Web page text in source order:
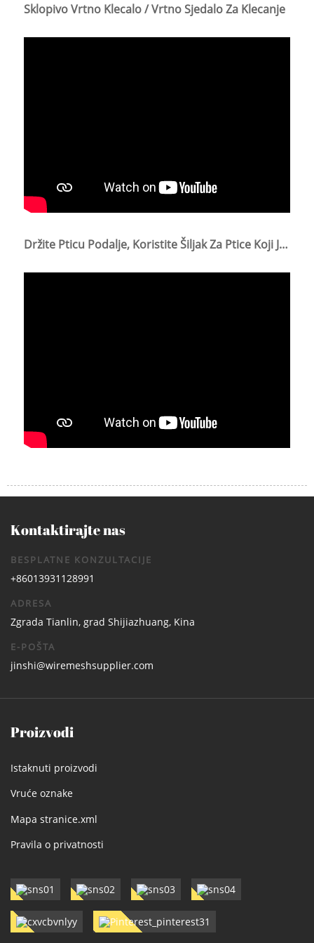
Sklopivo Vrtno Klecalo / Vrtno Sjedalo Za Klecanje
Držite Pticu Podalje, Koristite Šiljak Za Ptice Koji Je Bezopasan Za Pticu.
Kontaktirajte nas
BESPLATNE KONZULTACIJE
+86013931128991
ADRESA
Zgrada Tianlin, grad Shijiazhuang, Kina
E-POŠTA
jinshi@wiremeshsupplier.com
Proizvodi
Istaknuti proizvodi
Vruće oznake
Mapa stranice.xml
Pravila o privatnosti